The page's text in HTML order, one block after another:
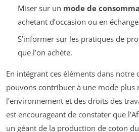
Miser sur un mode de
achetant d’occasion ou en
S’informer sur les pratiques de
que l’on achète.
En intégrant ces éléments dans notre
pouvons contribuer à une mode plus
l’environnement et des droits des
est encourageant de constater que
un géant de la production de coton